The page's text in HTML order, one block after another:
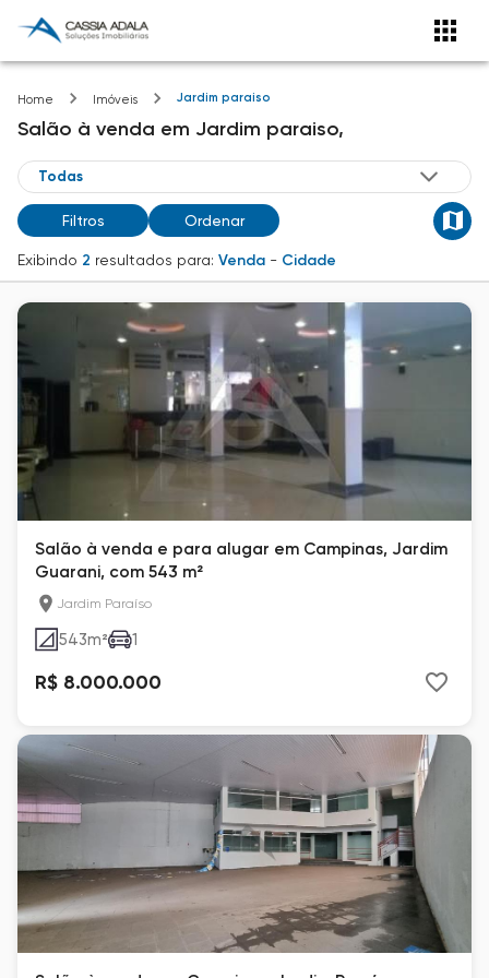
Home Imóveis Jardim paraiso
Salão à venda em Jardim paraiso,
Filtros Ordenar
Exibindo 2 resultados para: Venda - Cidade
Salão à venda e para alugar em Campinas, Jardim
Guarani, com 543 m²
Jardim Paraíso
543m² 1
R$ 8.000.000